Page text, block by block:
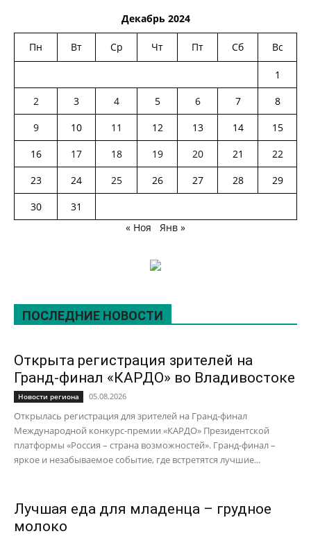
Декабрь 2024
Пн Вт Ср Чт Пт Сб Вс
1
2
3 4 5 6 7
8
9
10 11 12 13 14
15
16
17 18 19 20 21
22
23
24 25 26 27 28
29
30
31
« Ноя
Янв »
ПОСЛЕДНИЕ НОВОСТИ
Открыта регистрация зрителей на
Гранд-финал «КАРДО» во Владивостоке
Новости региона 05.08.2026
Открылась регистрация для зрителей на Гранд-финал
Международной конкурс-премии «КАРДО» Президентской
платформы «Россия – страна возможностей». Гранд-финал –
яркое и незабываемое событие, где встретятся лучшие...
Лучшая еда для младенца – грудное
молоко